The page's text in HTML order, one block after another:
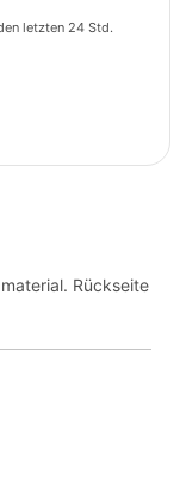
letzten 24 Std.
Rückseite